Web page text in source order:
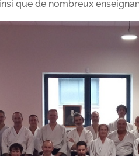
que de nombreux